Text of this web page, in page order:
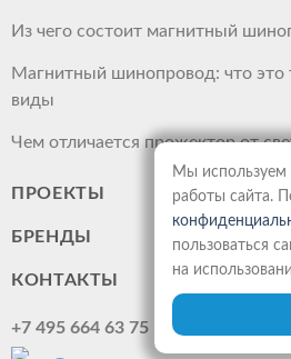
Из чего состоит магнитный
Магнитный шинопровод: что это
виды
Чем отличается прожектор от
ПРОЕКТЫ
БРЕНДЫ
КОНТАКТЫ
+7 495 664 63 75
Мы используем
работы сайта.
пользоваться
на